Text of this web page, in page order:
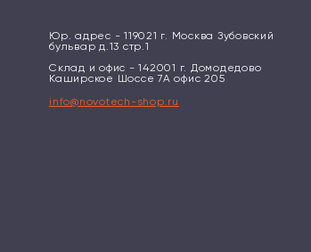
Юр. адрес - 119021 г. Москва Зубовский
бульвар д.13 стр.1
Склад и офис - 142001 г. Домодедово
Каширское Шоссе 7А офис 205
info@novotech-shop.ru